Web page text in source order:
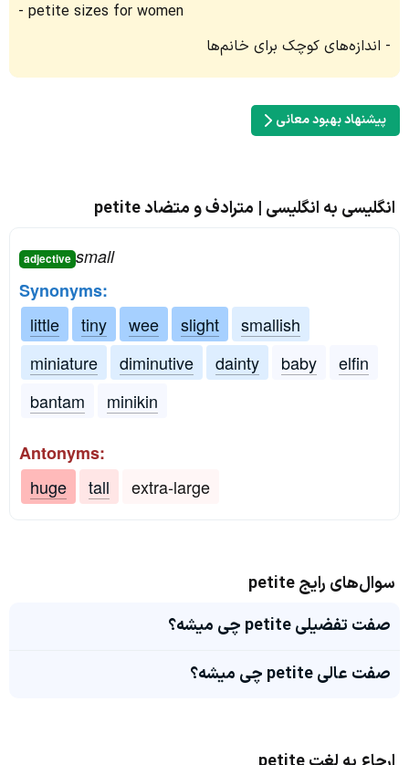
petite sizes for women
اندازه‌های کوچک برای خانم‌ها
پیشنهاد بهبود معانی
انگلیسی به انگلیسی | مترادف و متضاد petite
adjective small
Synonyms:
little
tiny wee slight
smallish
miniature
diminutive dainty baby
elfin
bantam
minikin
Antonyms:
huge
tall extra-large
سوال‌های رایج petite
صفت تفضیلی petite چی میشه؟
صفت عالی petite چی میشه؟